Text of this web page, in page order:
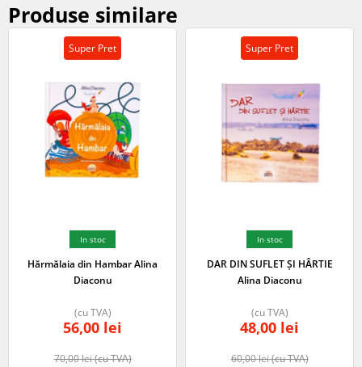
Produse similare
Super Pret
In stoc
Hărmălaia din Hambar Alina
Diaconu
70,00lei(cu TVA)
56,00 lei
(cu TVA)
Super Pret
In stoc
DAR DIN SUFLET ȘI HÂRTIE
Alina Diaconu
60,00lei(cu TVA)
48,00 lei
(cu TVA)